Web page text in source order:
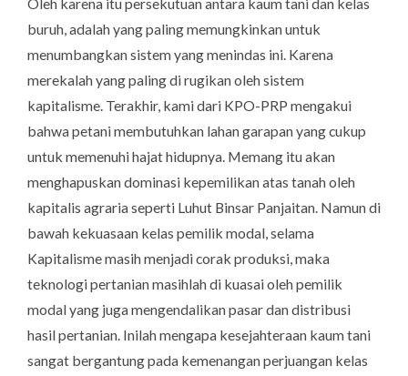
Oleh karena itu persekutuan antara kaum tani dan kelas
buruh, adalah yang paling memungkinkan untuk
menumbangkan sistem yang menindas ini. Karena
merekalah yang paling di rugikan oleh sistem
kapitalisme. Terakhir, kami dari KPO-PRP mengakui
bahwa petani membutuhkan lahan garapan yang cukup
untuk memenuhi hajat hidupnya. Memang itu akan
menghapuskan dominasi kepemilikan atas tanah oleh
kapitalis agraria seperti Luhut Binsar Panjaitan. Namun di
bawah kekuasaan kelas pemilik modal, selama
Kapitalisme masih menjadi corak produksi, maka
teknologi pertanian masihlah di kuasai oleh pemilik
modal yang juga mengendalikan pasar dan distribusi
hasil pertanian. Inilah mengapa kesejahteraan kaum tani
sangat bergantung pada kemenangan perjuangan kelas